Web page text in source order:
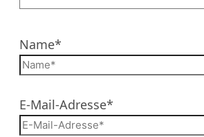
Name*
E-Mail-Adresse*